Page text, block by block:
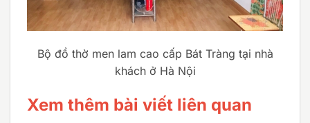
Bộ đồ thờ men lam cao cấp Bát Tràng tại nhà
khách ở Hà Nội
Xem thêm bài viết liên quan